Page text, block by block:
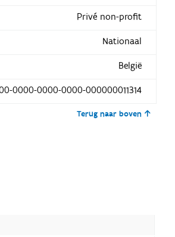
Privé non-profit
Nationaal
België
0000-0000-0000-000000011314
Terug naar boven